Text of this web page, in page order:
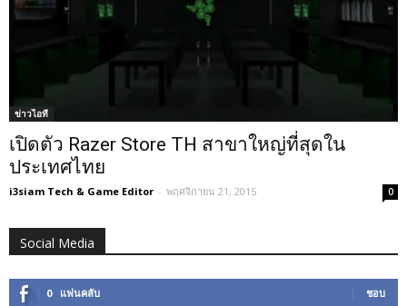
ข่าวไอที
เปิดตัว Razer Store TH สาขาใหญ่ที่สุดใน
ประเทศไทย
i3siam Tech & Game Editor - พฤศจิกายน 21, 2015 0
Social Media
0 แฟนคลับ ชอบ